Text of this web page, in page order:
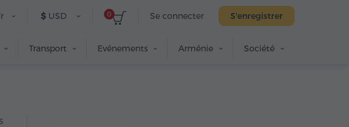
Se connecter S'enregistrer
0
$ USD
Transport Evénements Arménie Société